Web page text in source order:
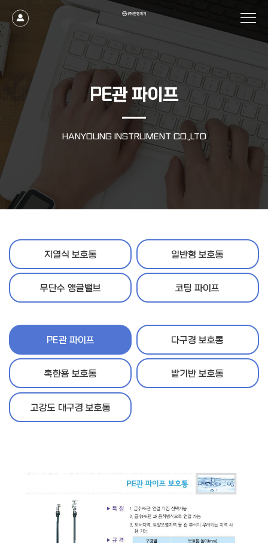
PE관 파이프
HANYOUNG INSTRUMENT CO.,LTD
지열식 보호통 일반형 보호통
무단수 앵글밸브 코팅 파이프
PE관 파이프 다구경 보호통
혹한용 보호통 밭기반 보호통
고강도 대구경 보호통